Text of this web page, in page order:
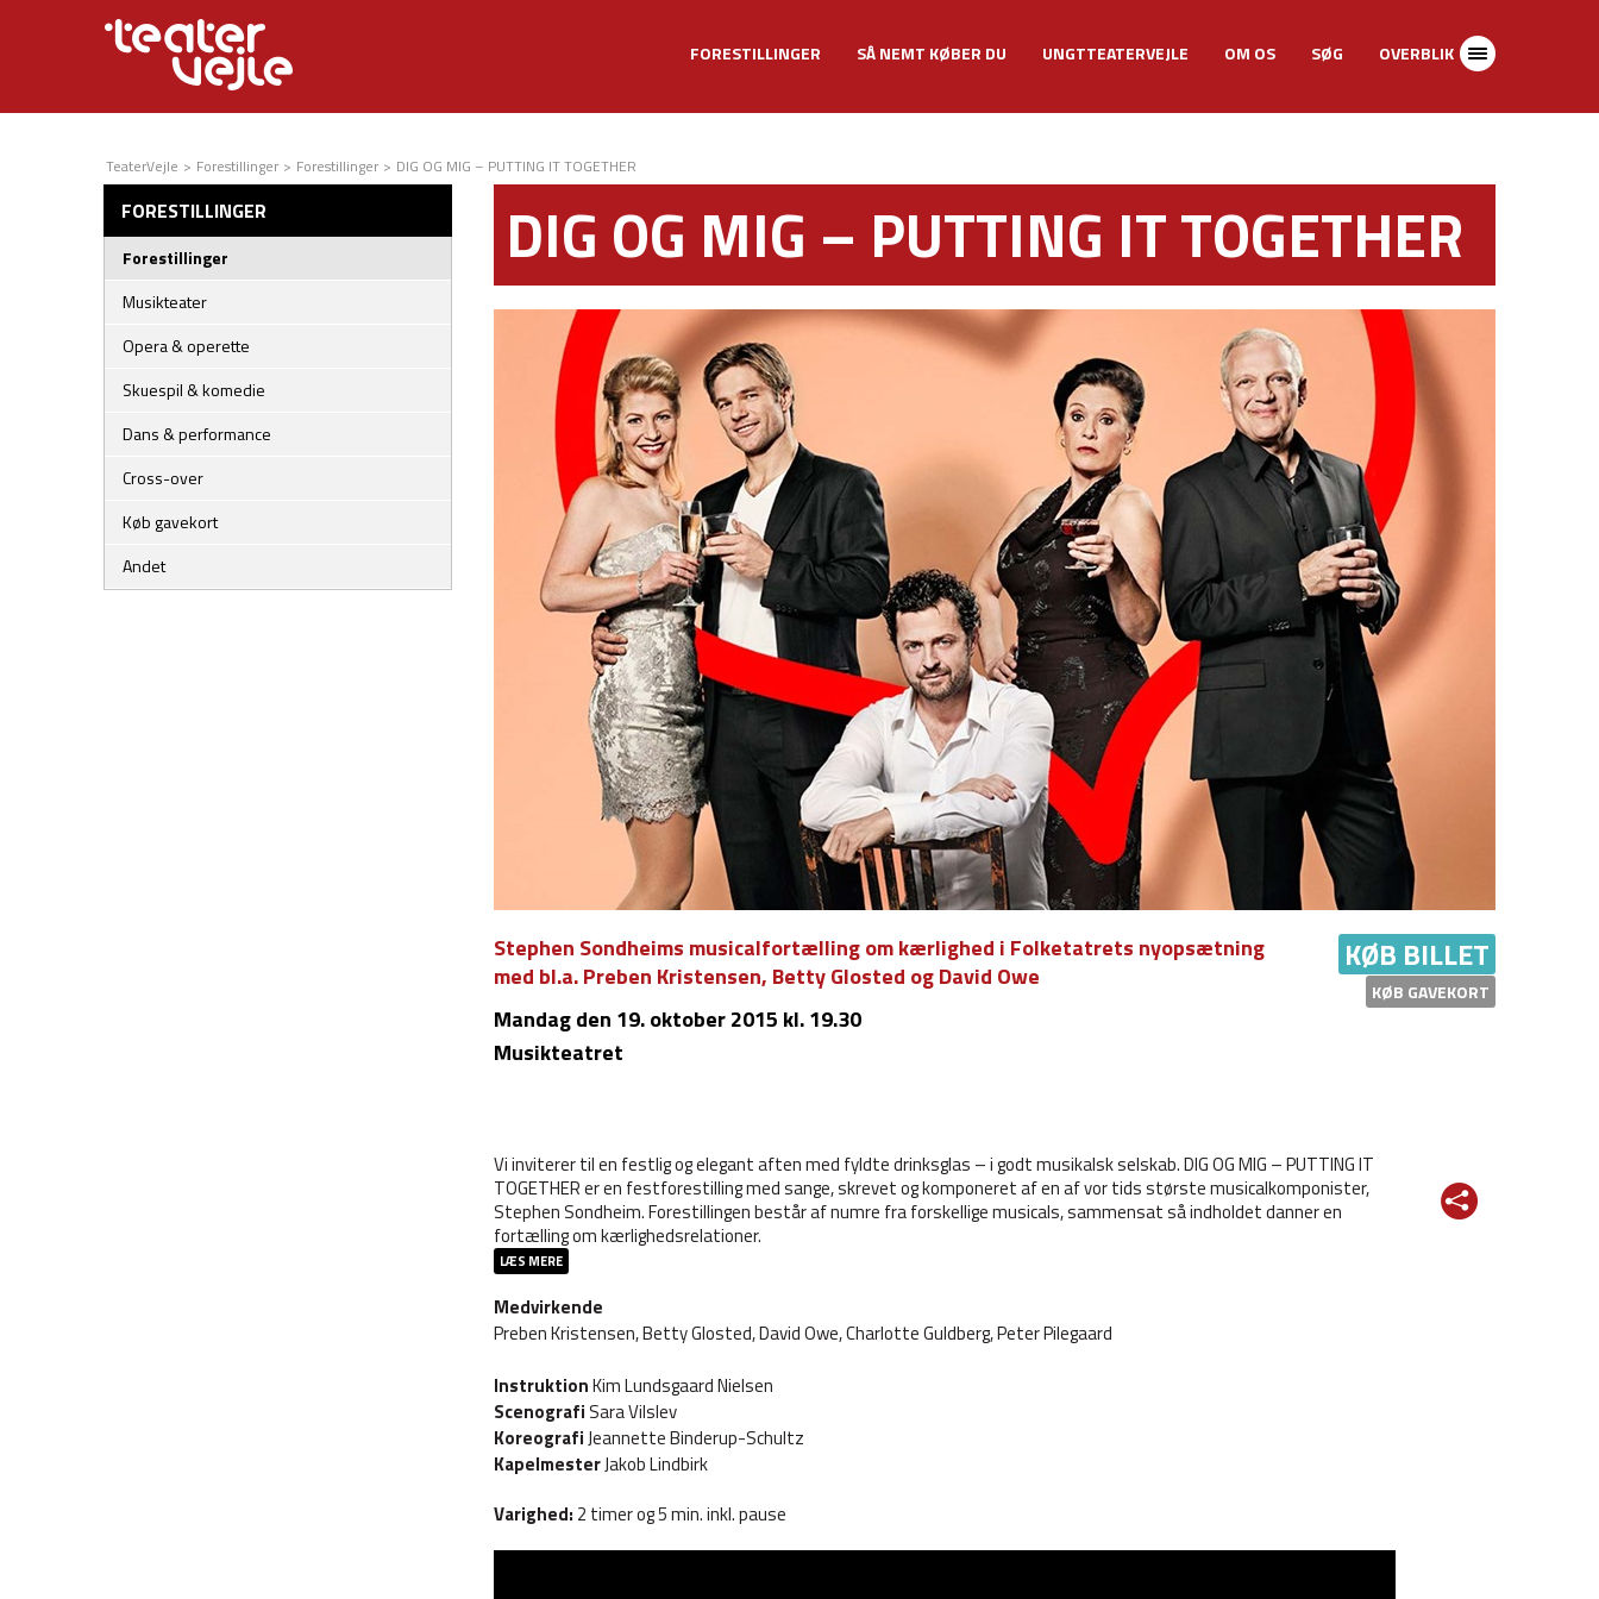
FORESTILLINGER SÅ NEMT KØBER DU UNGTTEATERVEJLE OM OS SØG OVERBLIK
TeaterVejle > Forestillinger > Forestillinger > DIG OG MIG – PUTTING IT TOGETHER
FORESTILLINGER
Forestillinger
Musikteater
Opera & operette
Skuespil & komedie
Dans & performance
Cross-over
Køb gavekort
Andet
DIG OG MIG – PUTTING IT TOGETHER
Stephen Sondheims musicalfortælling om kærlighed i Folketatrets nyopsætning
med bl.a. Preben Kristensen, Betty Glosted og David Owe
Mandagden 19. oktober 2015 kl. 19.30
Musikteatret
KØB BILLET
KØB GAVEKORT
Vi inviterer til en festlig og elegant aften med fyldte drinksglas – i godt musikalsk selskab. DIG OG MIG – PUTTING IT
TOGETHER er en festforestilling med sange, skrevet og komponeret af en af vor tids største musicalkomponister,
Stephen Sondheim. Forestillingen består af numre fra forskellige musicals, sammensat så indholdet danner en
fortælling om kærlighedsrelationer.
LÆS MERE
Medvirkende
Preben Kristensen, Betty Glosted, David Owe, Charlotte Guldberg, Peter Pilegaard
InstruktionKim Lundsgaard Nielsen
Scenografi Sara Vilslev
KoreografiJeannette Binderup-Schultz
KapelmesterJakob Lindbirk
Varighed: 2 timer og 5 min. inkl. pause